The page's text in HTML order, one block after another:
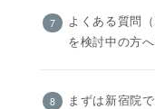
よくある質問
を検討中の方へ
まずは新宿院